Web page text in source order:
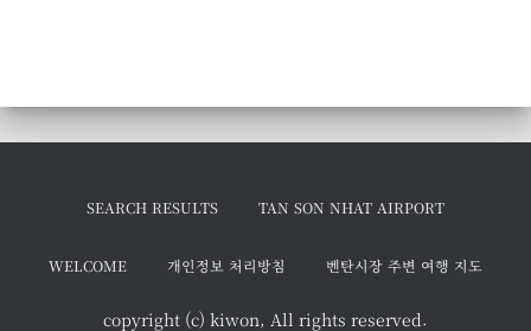
SEARCH RESULTS TAN SON NHAT AIRPORT
WELCOME 개인정보 처리방침 벤탄시장 주변 여행 지도
copyright (c) kiwon, All rights reserved.